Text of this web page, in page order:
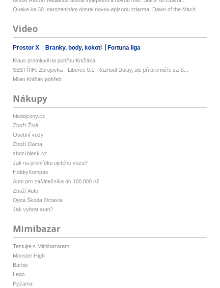
Quake ke 30. narozeninám dostal novou epizodu zdarma. Dawn of the Mach...
Video
Prostor X Branky, body, kokoti Fortuna liga
Klaus promluvil na pohřbu Knížáka
SESTŘIH: Zbrojovka - Liberec 0:1. Rozhodl Dulay, ale při premiéře za S...
Milan Knížák pohřeb
Nákupy
hledejceny.cz
Zboží Živě
Osobní vozy
Zboží Dáma
zbozi.blesk.cz
Jak na prohlídku ojetého vozu?
HobbyKompas
Auto pro začátečníka do 100 000 Kč
Zboží Auto
Ojetá Škoda Octavia
Jak vybrat auto?
Mimibazar
Testujte s Mimibazarem
Monster High
Barbie
Lego
Pyžama